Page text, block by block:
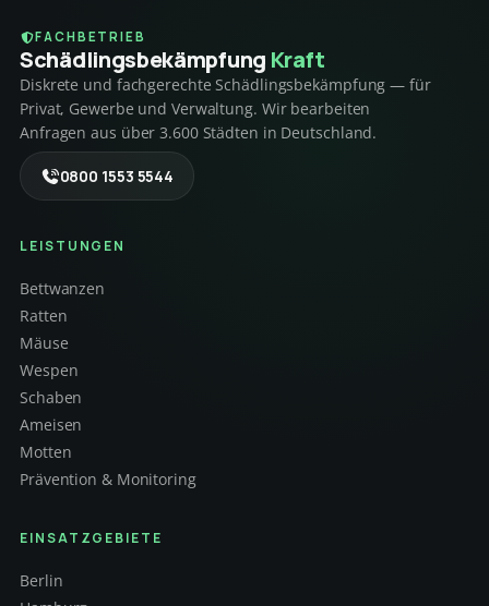
FACHBETRIEB
Schädlings­bekämpfung Kraft
Diskrete und fachgerechte Schädlingsbekämpfung — für
Privat, Gewerbe und Verwaltung. Wir bearbeiten
Anfragen aus über 3.600 Städten in Deutschland.
0800 1553 5544
LEISTUNGEN
Bettwanzen
Ratten
Mäuse
Wespen
Schaben
Ameisen
Motten
Prävention & Monitoring
EINSATZGEBIETE
Berlin